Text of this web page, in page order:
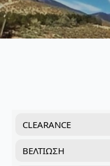
CLEARANCE
ΒΕΛΤΙΩΣΗ